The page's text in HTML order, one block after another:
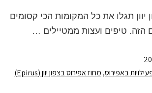
יוון תגלו את כל המקומות הכי קסומים
טיפים ועצות ממטיילים …
באפירוס, מחוז אפירוס בצפון יוון (Epirus)